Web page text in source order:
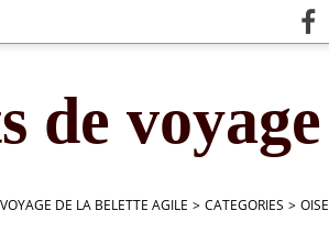
de
DE LA BELETTE AGILE > CATEGORIES >